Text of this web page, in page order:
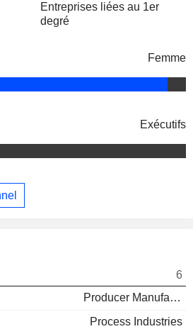
Entreprises liées au 1er
degré
Femme
Exécutifs
6
Producer Manufacturing
Process Industries